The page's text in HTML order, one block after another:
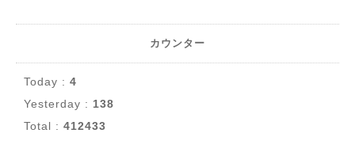
カウンター
Today : 4
Yesterday : 138
Total : 412433